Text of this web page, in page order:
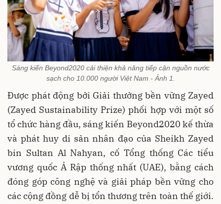
Sáng kiến Beyond2020 cải thiện khả năng tiếp cận nguồn nước
sạch cho 10.000 người Việt Nam - Ảnh 1.
Được phát động bởi Giải thưởng bền vững Zayed
(Zayed Sustainability Prize) phối hợp với một số
tổ chức hàng đầu, sáng kiến Beyond2020 kế thừa
và phát huy di sản nhân đạo của Sheikh Zayed
bin Sultan Al Nahyan, cố Tổng thống Các tiểu
vương quốc Ả Rập thống nhất (UAE), bằng cách
đóng góp công nghệ và giải pháp bền vững cho
các cộng đồng dễ bị tổn thương trên toàn thế giới.